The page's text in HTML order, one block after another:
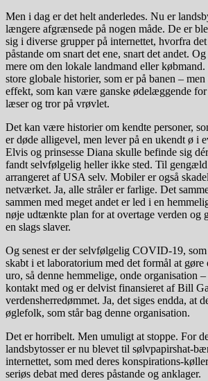
Men i dag er det helt anderledes. Nu er
længere afgrænsede på nogen måde. De er
sig i diverse grupper på internettet, hvorfra
påstande om snart det ene, snart det andet.
mere om den lokale landmand eller
store globale historier, som er på banen –
effekt, som kan være ganske ødelæggende
læser og tror på vrøvlet.
Det kan være historier om kendte personer,
er døde alligevel, men lever på en ukendt ø i
Elvis og prinsesse Diana skulle befinde sig
fandt selvfølgelig heller ikke sted. Til gengæld
arrangeret af USA selv. Mobiler er også
netværket. Ja, alle stråler er farlige. Det
sammen med meget andet er led i en
nøje udtænkte plan for at overtage verden og
en slags slaver.
Og senest er der selvfølgelig COVID-19, som
skabt i et laboratorium med det formål at gøre
uro, så denne hemmelige, onde organisation
kontakt med og er delvist finansieret af Bill
verdensherredømmet. Ja, det siges endda, at
øglefolk, som står bag denne organisation.
Det er horribelt. Men umuligt at stoppe. For
landsbytosser er nu blevet til sølvpapirshat-
internettet, som med deres konspirations-
seriøs debat med deres påstande og anklager.